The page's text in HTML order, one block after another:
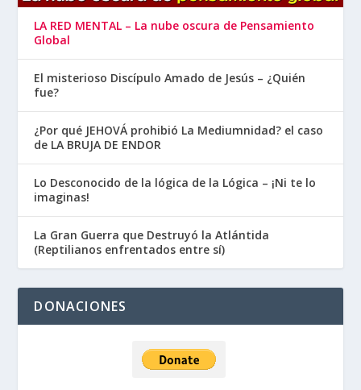
LA RED MENTAL – La nube oscura de Pensamiento
Global
El misterioso Discípulo Amado de Jesús – ¿Quién
fue?
¿Por qué JEHOVÁ prohibió La Mediumnidad? el caso
de LA BRUJA DE ENDOR
Lo Desconocido de la lógica de la Lógica – ¡Ni te lo
imaginas!
La Gran Guerra que Destruyó la Atlántida
(Reptilianos enfrentados entre sí)
DONACIONES